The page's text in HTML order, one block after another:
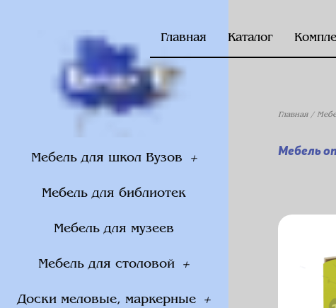
Главная Каталог
Мебель для школ Вузов
Мебель для библиотек
Мебель для музеев
Мебель для столовой
Доски меловые, маркерные
Главная/
Мебель